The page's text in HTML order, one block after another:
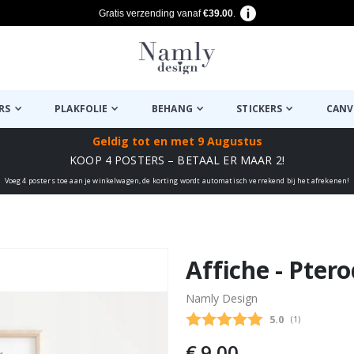
Gratis verzending vanaf€39.00.
PLAKFOLIE BEHANG STICKERS
Geldig tot en met 9 Augustus
KOOP 4 POSTERS – BETAAL ER MAAR 2!
Voeg 4 posters toe aan je winkelwagen, de korting wordt automatisch verrekend bij het afrekenen!
Affiche -
Namly Design
Gemiddelde
5.0 (aantal stemmen:
1 )